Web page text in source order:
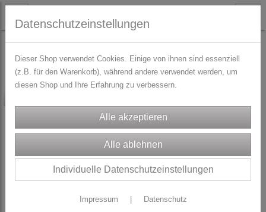
STOFFE knitterfreie Rockstoffe
Datenschutzeinstellungen
Dieser Shop verwendet Cookies. Einige von ihnen sind essenziell
(z.B. für den Warenkorb), während andere verwendet werden, um
diesen Shop und Ihre Erfahrung zu verbessern.
Individuelle Datenschutzeinstellungen
Impressum Datenschutz